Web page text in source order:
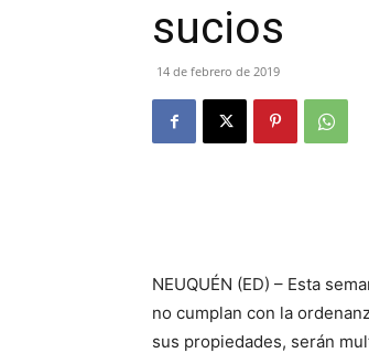
sucios
14 de febrero de 2019
NEUQUÉN (ED) – Esta
no cumplan con la
sus propiedades, serán